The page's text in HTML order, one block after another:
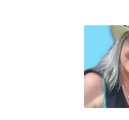
navegação
conteúdo